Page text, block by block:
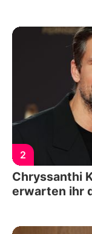
2
Chryssanthi
erwarten ihr